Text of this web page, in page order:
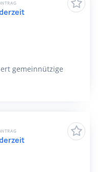
gemeinnützige